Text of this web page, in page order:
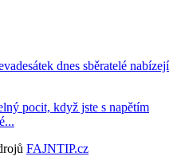
dnes sběratelé nabízejí
pocit, když jste s napětím
FAJNTIP.cz